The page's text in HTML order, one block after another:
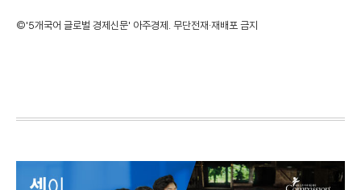
©'5개국어 글로벌 경제신문' 아주경제. 무단전재·재배포 금지